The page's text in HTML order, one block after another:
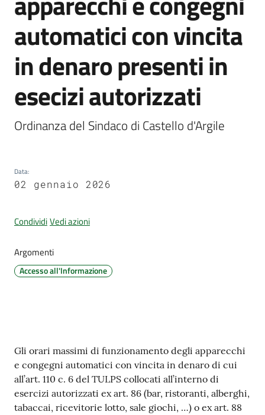
Vivere
Castello
d'Argile
Amministrazione
Trasparente
gli
argomenti...
su
automatici con vincita
in denaro presenti in
esecizi autorizzati
Ordinanza del Sindaco di Castello d'Argile
Data:
02 gennaio 2026
CondividiVedi azioni
Argomenti
Accesso all'Informazione
Contenuto
Gli orari massimi di funzionamento degli apparecchi
e congegni automatici con vincita in denaro di cui
all’art. 110 c. 6 del TULPS collocati all’interno di
esercizi autorizzati ex art. 86 (bar, ristoranti, alberghi,
tabaccai, ricevitorie lotto, sale giochi, …) o ex art. 88